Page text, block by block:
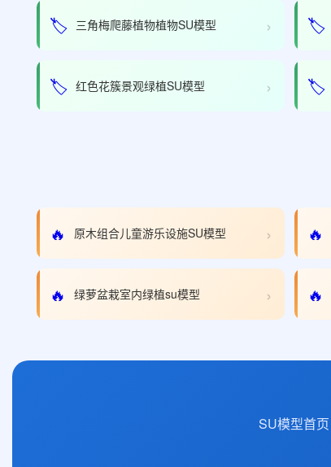
🏷️ 三角梅爬藤植物植物SU模型 › 🏷️
🏷️ 红色花簇景观绿植SU模型 › 🏷️
🔥 原木组合儿童游乐设施SU模型 › 🔥
🔥 绿萝盆栽室内绿植su模型 › 🔥
SU模型首页